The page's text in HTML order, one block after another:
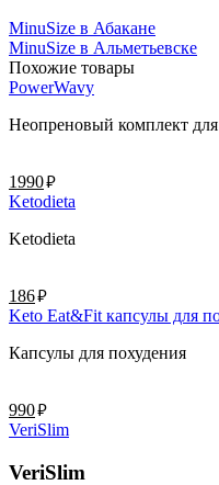
MinuSize в Абакане
MinuSize в Альметьевске
Похожие товары
PowerWavy
Неопреновый комплект
1990руб.
Ketodieta
Ketodieta
186руб.
Keto Eat&Fit капсулы для
Капсулы для похудения
990руб.
VeriSlim
VeriSlim